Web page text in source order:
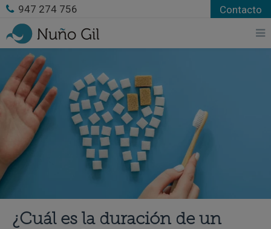
¿Cuál es la duración de un
947 274 756 Contacto